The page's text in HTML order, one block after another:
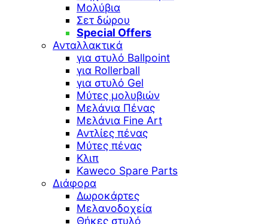
Μολύβια
Σετ δώρου
Special Offers
Ανταλλακτικά
για στυλό Ballpoint
για Rollerball
για στυλό Gel
Μύτες μολυβιών
Μελάνια Πένας
Μελάνια Fine Art
Αντλίες πένας
Μύτες πένας
Κλιπ
Kaweco Spare Parts
Διάφορα
Δωροκάρτες
Μελανοδοχεία
Θήκες στυλό